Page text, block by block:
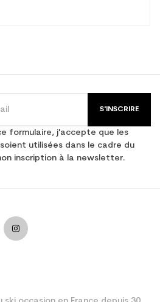
S'INSCRIRE
formulaire, j'accepte que les
utilisées dans le cadre du
inscription à la newsletter.